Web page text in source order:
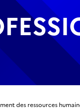
des ressources